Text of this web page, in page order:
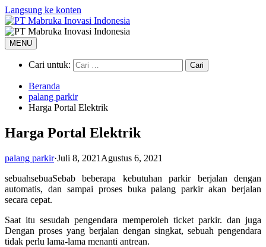
Langsung ke konten
MENU
Cari untuk:
Beranda
palang parkir
Harga Portal Elektrik
Harga Portal Elektrik
palang parkir·Juli 8, 2021 Agustus 6, 2021
sebuahsebuaSebab beberapa kebutuhan parkir berjalan dengan
automatis, dan sampai proses buka palang parkir akan berjalan
secara cepat.
Saat itu sesudah pengendara memperoleh ticket parkir. dan juga
Dengan proses yang berjalan dengan singkat, sebuah pengendara
tidak perlu lama-lama menanti antrean.